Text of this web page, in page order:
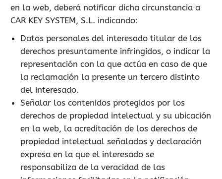
en la web, deberá notificar dicha circunstancia a
CAR KEY SYSTEM, S.L. indicando:
Datos personales del interesado titular de los
derechos presuntamente infringidos, o indicar la
representación con la que actúa en caso de que
la reclamación la presente un tercero distinto
del interesado.
Señalar los contenidos protegidos por los
derechos de propiedad intelectual y su ubicación
en la web, la acreditación de los derechos de
propiedad intelectual señalados y declaración
expresa en la que el interesado se
responsabiliza de la veracidad de las